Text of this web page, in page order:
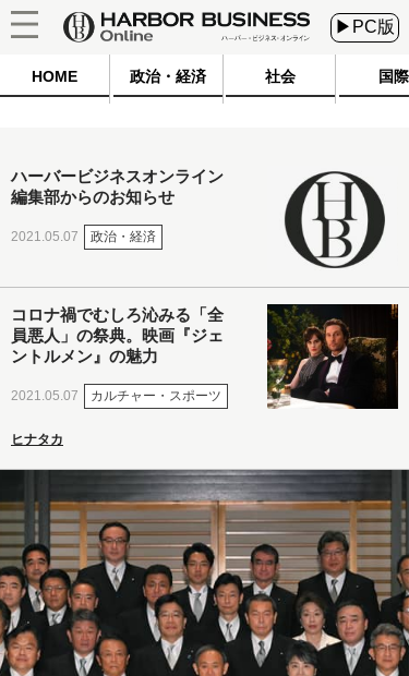
▶PC版
HOME 政治・経済 社会 国際
ハーバービジネスオンライン
編集部からのお知らせ
2021.05.07 政治・経済
コロナ禍でむしろ沁みる「全
員悪人」の祭典。映画『ジェ
ントルメン』の魅力
2021.05.07 カルチャー・スポーツ
ヒナタカ